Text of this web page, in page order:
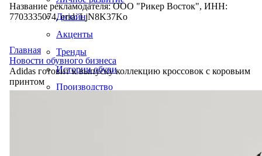
Дизайн
Акценты
Тренды
Истории обуви
Производство
Название рекламодателя: ООО "Рикер Восток", ИНН:
7703335074, erid: LjN8K37Ko
Главная
Новости обувного бизнеса
Adidas готовит к выпуску коллекцию кроссовок с коровьим
принтом